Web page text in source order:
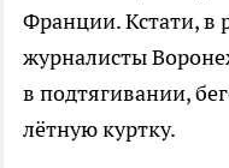
Франции. Кстати, в
журналисты
в подтягивании,
лётную куртку.